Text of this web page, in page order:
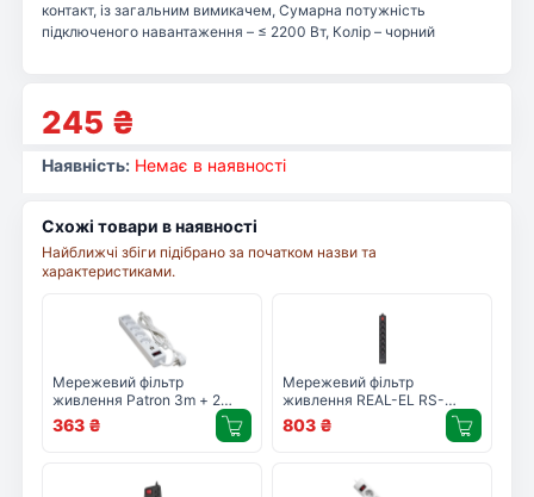
245 ₴
контакт, із загальним вимикачем, Сумарна потужність
підключеного навантаження – ≤ 2200 Вт, Колір – чорний
Наявність: Немає в наявності
Схожі товари в наявності
Найближчі збіги підібрано за початком назви та
характеристиками.
Мережевий фільтр
живлення Patron 3m + 2
USB 2.0, 2.1A, 5 роз. White
(EXT-PN-SP-53-USB-W)
363 ₴
Мережевий фільтр
живлення REAL-EL RS-
PROTECT 605 3m, black
(EL122300041)
803 ₴